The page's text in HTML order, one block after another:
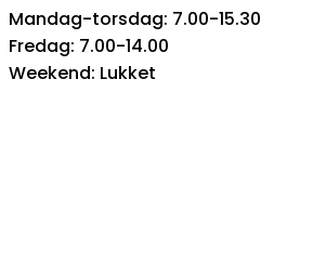
Mandag-torsdag: 7.00-15.30
Fredag: 7.00-14.00
Weekend: Lukket